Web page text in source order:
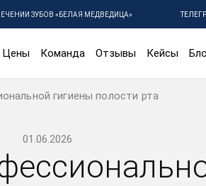
ЗУБОВ «БЕЛАЯ МЕДВЕДИЦА»
Цены Команда Отзывы Кейсы
гигиены полости рта
01.06.2026